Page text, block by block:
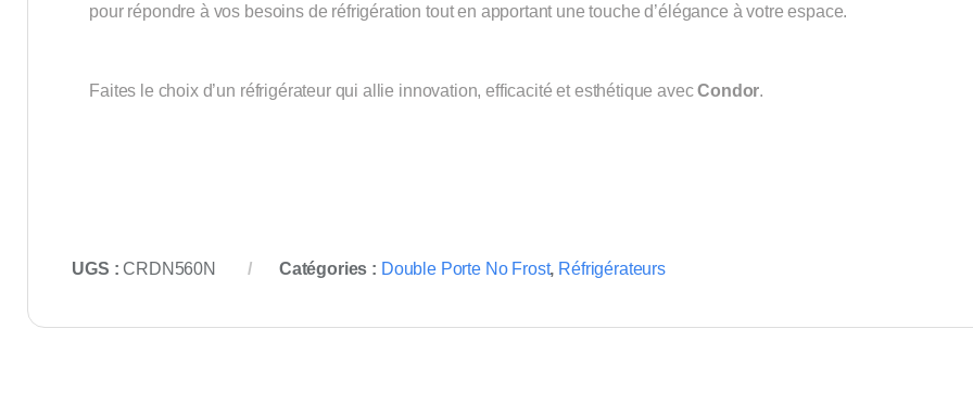
pour répondre à vos besoins de réfrigération tout en apportant une touche d’élégance à votre espace.
Faites le choix d’un réfrigérateur qui allie innovation, efficacité et esthétique avecCondor.
UGS :CRDN560N Catégories : Double Porte No Frost, Réfrigérateurs